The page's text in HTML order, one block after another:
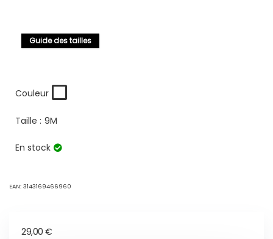
Guide des tailles
Couleur
Taille : 9M
En stock
EAN: 3143169466960
29,00 €